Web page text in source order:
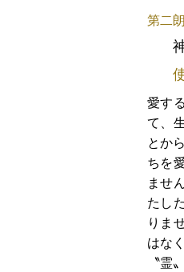
第二
愛す
て、
とか
ちを
ませ
たし
りま
はな
〝霊